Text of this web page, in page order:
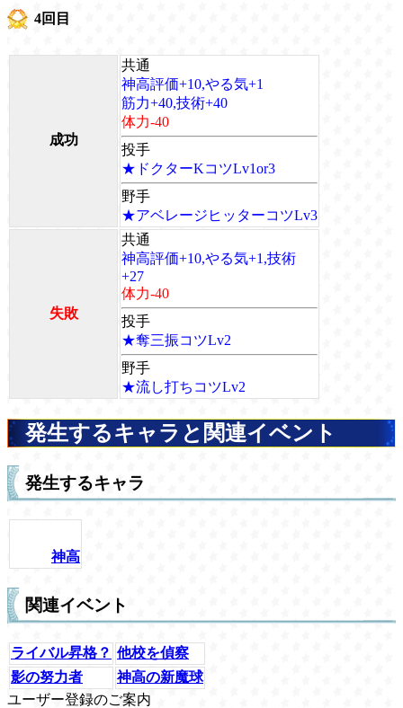
4回目
成功
共通
神高評価+10,やる気+1
筋力+40,技術+40
体力-40
投手
★ドクターKコツLv1or3
野手
★アベレージヒッターコツLv3
失敗
共通
神高評価+10,やる気+1,技術
+27
体力-40
投手
★奪三振コツLv2
野手
★流し打ちコツLv2
発生するキャラと関連イベント
発生するキャラ
神高
関連イベント
ライバル昇格？ 他校を偵察
影の努力者
神高の新魔球
ユーザー登録のご案内